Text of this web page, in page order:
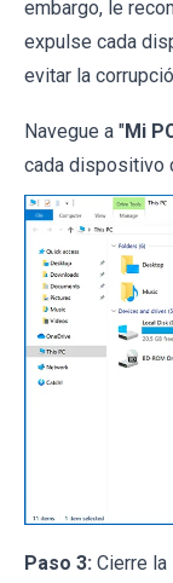
embargo, le
expulse cada
evitar la
Navegue a "Mi
cada dispositivo
Paso 3: Cierre